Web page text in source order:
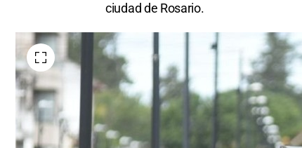
ciudad de Rosario.